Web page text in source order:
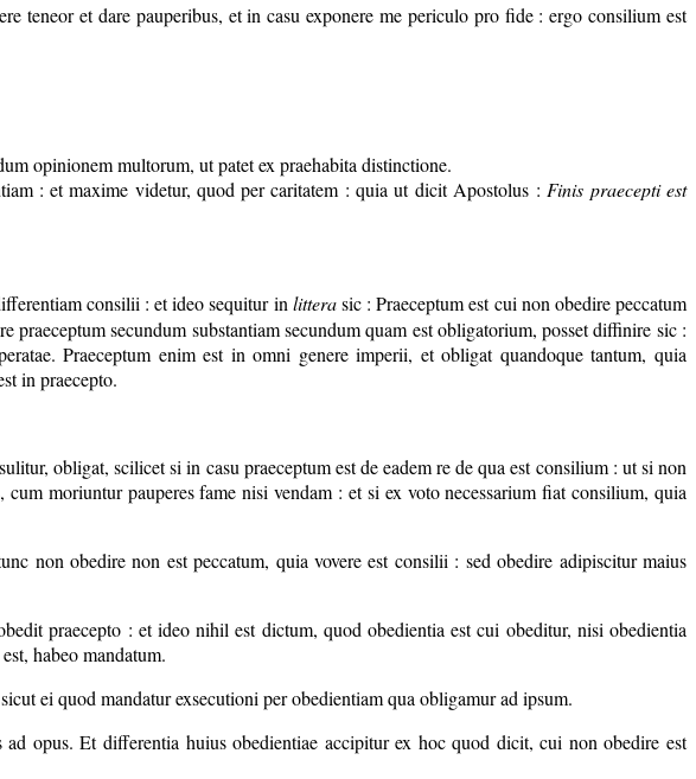
teneor et dare pauperibus, et in casu exponere me periculo pro fide : ergo consilium est
opinionem multorum, ut patet ex praehabita distinctione.
: et maxime videtur, quod per caritatem : quia ut dicit Apostolus : Finis praecepti est
consilii : et ideo sequitur in litterasic : Praeceptum est cui non obedire peccatum
secundum substantiam secundum quam est obligatorium, posset diffinire sic :
Praeceptum enim est in omni genere imperii, et obligat quandoque tantum, quia
in praecepto.
obligat, scilicet si in casu praeceptum est de eadem re de qua est consilium : ut si non
moriuntur pauperes fame nisi vendam : et si ex voto necessarium fiat consilium, quia
non obedire non est peccatum, quia vovere est consilii : sed obedire adipiscitur maius
praecepto : et ideo nihil est dictum, quod obedientia est cui obeditur, nisi obedientia
habeo mandatum.
ei quod mandatur exsecutioni per obedientiam qua obligamur ad ipsum.
opus. Et differentia huius obedientiae accipitur ex hoc quod dicit, cui non obedire est